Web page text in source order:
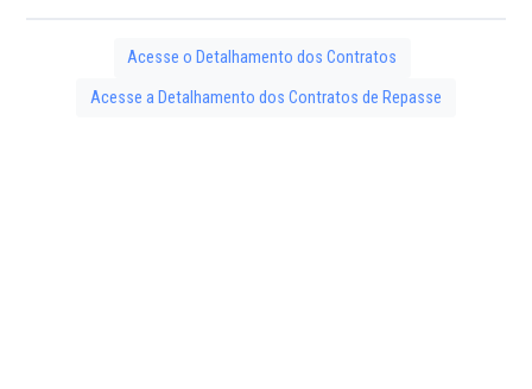
Acesse o Detalhamento dos Contratos
Acesse a Detalhamento dos Contratos de Repasse